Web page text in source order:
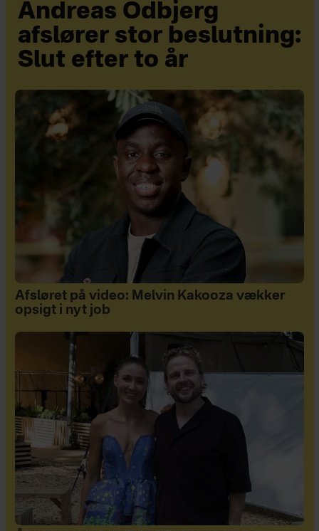
Andreas Odbjerg
afslører stor beslutning:
Slut efter to år
Afsløret på video: Melvin Kakooza vækker
opsigt i nyt job